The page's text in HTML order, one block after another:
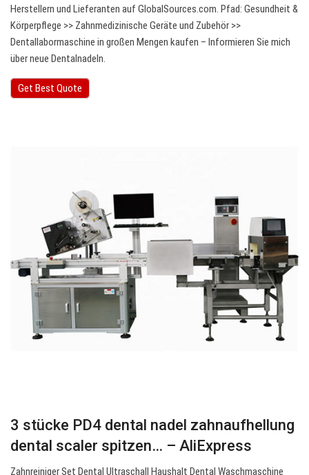
Herstellern und Lieferanten auf GlobalSources.com. Pfad: Gesundheit &
Körperpflege >> Zahnmedizinische Geräte und Zubehör >>
Dentallabormaschine in großen Mengen kaufen – Informieren Sie mich
über neue Dentalnadeln.
Get Best Quote
3 stücke PD4 dental nadel zahnaufhellung
dental scaler spitzen… – AliExpress
Zahnreiniger Set Dental Ultraschall Haushalt Dental Waschmaschine